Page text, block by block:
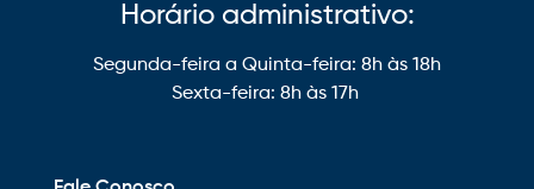
Horário administrativo:
Segunda-feira a Quinta-feira: 8h às 18h
Sexta-feira: 8h às 17h